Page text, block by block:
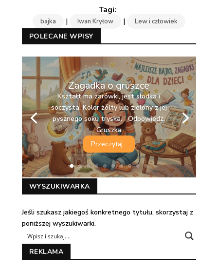
bajka | Iwan Kryłow | Lew i człowiek
POLECANE WPISY
Zagadka o gruszce
Kształt ma żarówki, jest słodka i
soczysta. Kolor żółty lub zielony z jej
pysznego soku tryska. Odpowiedź:
Gruszka
Przeczytaj...
WYSZUKIWARKA
Jeśli szukasz jakiegoś konkretnego tytułu, skorzystaj z
poniższej wyszukiwarki.
REKLAMA